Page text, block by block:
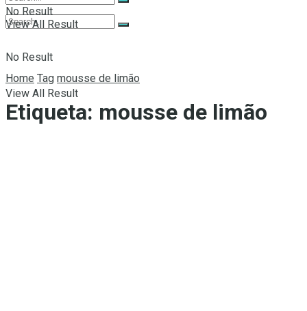
No Result
View All Result
No Result
View All Result
Home Tag mousse de limão
Etiqueta: mousse de limão